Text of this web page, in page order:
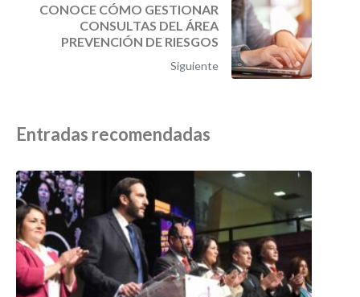
CONOCE CÓMO GESTIONAR
CONSULTAS DEL ÁREA
PREVENCIÓN DE RIESGOS
Siguiente
Entradas recomendadas